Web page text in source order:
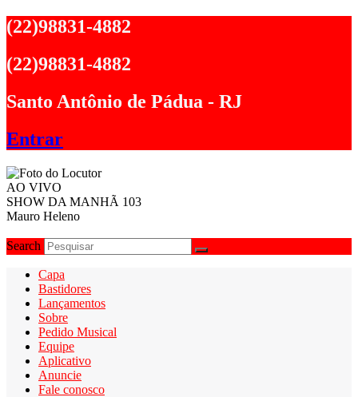
Ir
para
conteúdo
(22)98831-4882
(22)98831-4882
Santo Antônio de Pádua - RJ
Entrar
AO VIVO
SHOW DA MANHÃ 103
Mauro Heleno
Search
Capa
Bastidores
Lançamentos
Sobre
Pedido Musical
Equipe
Aplicativo
Anuncie
Fale conosco